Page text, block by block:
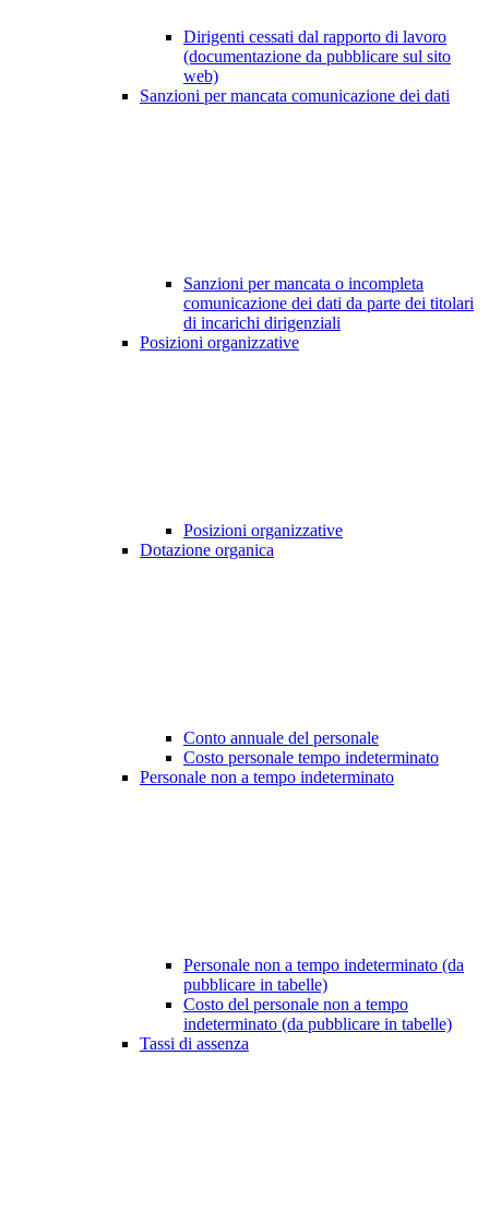
Dirigenti cessati dal rapporto di lavoro
(documentazione da pubblicare sul sito
web)
Sanzioni per mancata comunicazione dei dati
Sanzioni per mancata o incompleta
comunicazione dei dati da parte dei titolari
di incarichi dirigenziali
Posizioni organizzative
Posizioni organizzative
Dotazione organica
Conto annuale del personale
Costo personale tempo indeterminato
Personale non a tempo indeterminato
Personale non a tempo indeterminato (da
pubblicare in tabelle)
Costo del personale non a tempo
indeterminato (da pubblicare in tabelle)
Tassi di assenza